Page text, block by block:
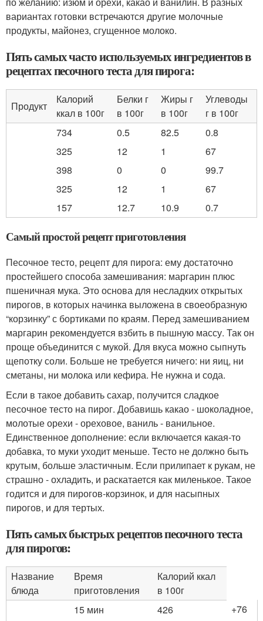
вариантах готовки встречаются другие молочные
продукты, майонез, сгущенное молоко.
Пять самых часто используемых ингредиентов в
рецептах песочного теста для пирога:
Продукт
Калорий
ккал в 100г
Белки г
в 100г
Жиры г
в 100г
Углеводы
г в 100г
734
0.5 82.5
0.8
325
12 1
67
398
0 0
99.7
325
12 1
67
157
12.7 10.9 0.7
Самый простой рецепт приготовления
Песочное тесто, рецепт для пирога: ему достаточно
простейшего способа замешивания: маргарин плюс
пшеничная мука. Это основа для несладких открытых
пирогов, в которых начинка выложена в своеобразную
“корзинку” с бортиками по краям. Перед замешиванием
маргарин рекомендуется взбить в пышную массу. Так он
проще объединится с мукой. Для вкуса можно сыпнуть
щепотку соли. Больше не требуется ничего: ни яиц, ни
сметаны, ни молока или кефира. Не нужна и сода.
Если в такое добавить сахар, получится сладкое
песочное тесто на пирог. Добавишь какао - шоколадное,
молотые орехи - ореховое, ваниль - ванильное.
Единственное дополнение: если включается какая-то
добавка, то муки уходит меньше. Тесто не должно быть
крутым, больше эластичным. Если прилипает к рукам, не
страшно - охладить, и раскатается как миленькое. Такое
годится и для пирогов-корзинок, и для насыпных
пирогов, и для тертых.
Пять самых быстрых рецептов песочного теста
для пирогов:
Название
блюда
Время
приготовления
Калорий ккал
в 100г
15 мин
426
+76